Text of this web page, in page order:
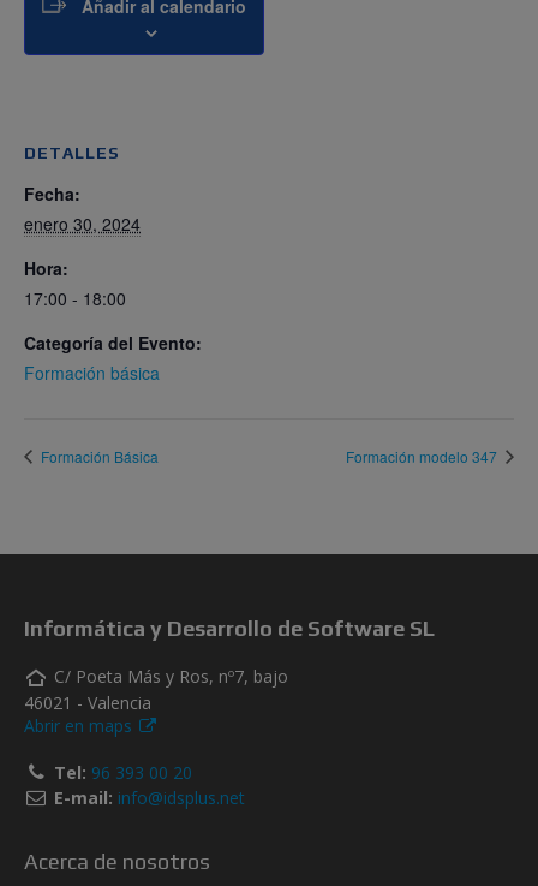
Añadir al calendario
DETALLES
Fecha:
enero 30, 2024
Hora:
17:00 - 18:00
Categoría del Evento:
Formación básica
Formación Básica Formación modelo 347
Informática y Desarrollo de Software SL
C/ Poeta Más y Ros, nº7, bajo
46021 - Valencia
Abrir en maps
Tel: 96 393 00 20
E-mail: info@idsplus.net
Acerca de nosotros